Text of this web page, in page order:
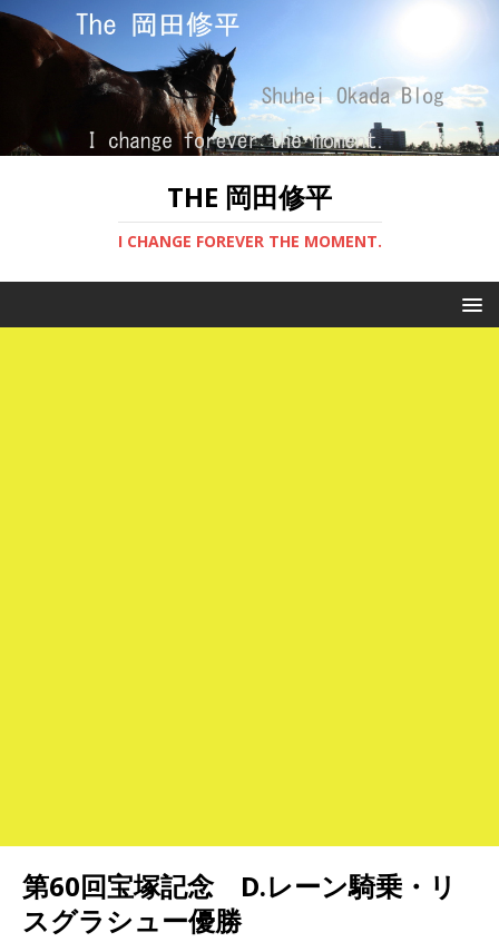
THE 岡田修平
I CHANGE FOREVER THE MOMENT.
第60回宝塚記念 D.レーン騎乗・リ
スグラシュー優勝